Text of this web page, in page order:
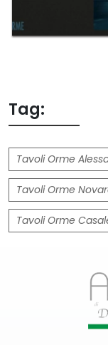
Tag:
Tavoli Orme
Tavoli Orme
Tavoli Orme